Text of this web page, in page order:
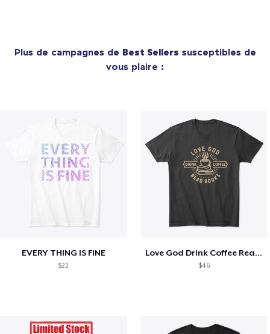
Plus de campagnes de Best Sellers susceptibles de
vous plaire :
EVERY THING IS FINE
$22
Love God Drink Coffee Read Books
$46